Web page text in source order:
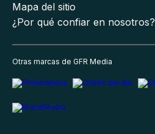
Mapa del sitio
¿Por qué confiar en nosotros?
Otras marcas de GFR Media